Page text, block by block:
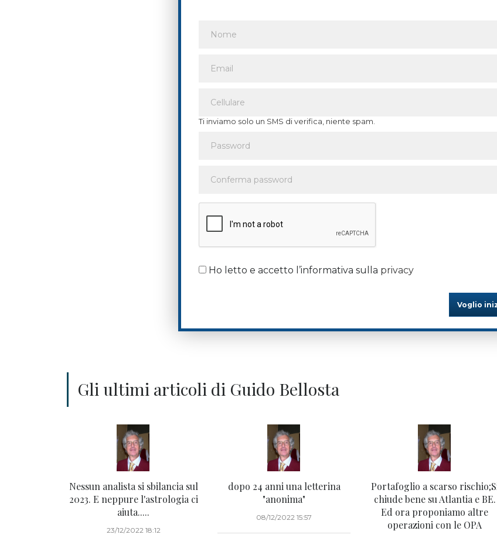
Ti inviamo solo un SMS di verifica, niente spam.
Ho letto e accetto l’informativa sulla privacy
Voglio
Gli ultimi articoli di Guido Bellosta
Nessun analista si sbilancia sul
2023. E neppure l'astrologia ci
aiuta.....
23/12/2022 18:12
dopo 24 anni una letterina
"anonima"
08/12/2022 15:57
Portafoglio a scarso
chiude bene su Atlantia e BE.
Ed ora proponiamo altre
operazioni con le OPA